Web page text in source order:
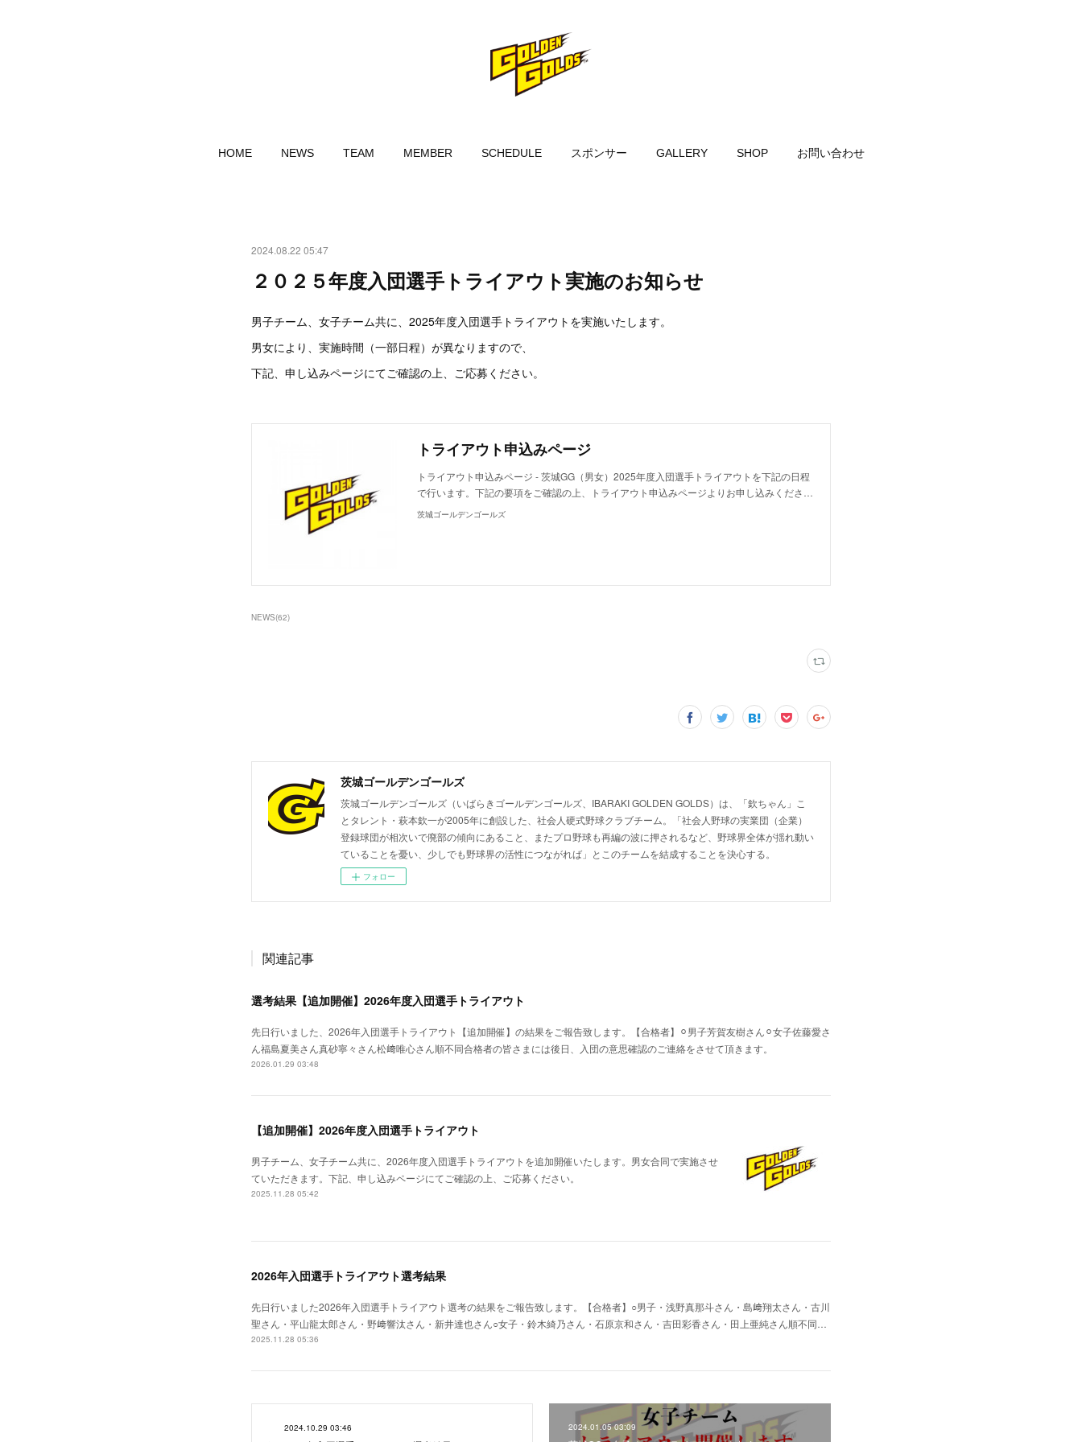
HOME NEWS TEAM MEMBER SCHEDULE スポンサー GALLERY SHOP お問い合わせ
2024.08.22 05:47
２０２５年度入団選手トライアウト実施のお知らせ
男子チーム、女子チーム共に、2025年度入団選手トライアウトを実施いたします。
男女により、実施時間（一部日程）が異なりますので、
下記、申し込みページにてご確認の上、ご応募ください。
トライアウト申込みページ
トライアウト申込みページ - 茨城GG（男女）2025年度入団選手トライアウトを下記の日程
で行います。下記の要項をご確認の上、トライアウト申込みページよりお申し込みくださ…
茨城ゴールデンゴールズ
NEWS(62)
茨城ゴールデンゴールズ
茨城ゴールデンゴールズ（いばらきゴールデンゴールズ、IBARAKI GOLDEN GOLDS）は、「欽ちゃん」こ
とタレント・萩本欽一が2005年に創設した、社会人硬式野球クラブチーム。「社会人野球の実業団（企業）
登録球団が相次いで廃部の傾向にあること、またプロ野球も再編の波に押されるなど、野球界全体が揺れ動い
ていることを憂い、少しでも野球界の活性につながれば」とこのチームを結成することを決心する。
フォロー
関連記事
選考結果【追加開催】2026年度入団選手トライアウト
先日行いました、2026年入団選手トライアウト【追加開催】の結果をご報告致します。【合格者】⚪︎男子芳賀友樹さん⚪︎女子佐藤愛さ
ん福島夏美さん真砂寧々さん松﨑唯心さん順不同合格者の皆さまには後日、入団の意思確認のご連絡をさせて頂きます。
2026.01.29 03:48
【追加開催】2026年度入団選手トライアウト
男子チーム、女子チーム共に、2026年度入団選手トライアウトを追加開催いたします。男女合同で実施させ
ていただきます。下記、申し込みページにてご確認の上、ご応募ください。
2025.11.28 05:42
2026年入団選手トライアウト選考結果
先日行いました2026年入団選手トライアウト選考の結果をご報告致します。【合格者】○男子・浅野真那斗さん・島﨑翔太さん・古川
聖さん・平山龍太郎さん・野﨑響汰さん・新井達也さん○女子・鈴木綺乃さん・石原京和さん・吉田彩香さん・田上亜純さん順不同…
2025.11.28 05:36
2024.10.29 03:46 2024.01.05 03:09